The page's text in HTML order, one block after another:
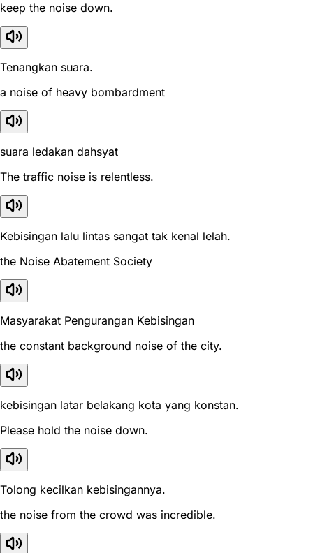
keep the noise down.
Tenangkan suara.
a noise of heavy bombardment
suara ledakan dahsyat
The traffic noise is relentless.
Kebisingan lalu lintas sangat tak kenal lelah.
the Noise Abatement Society
Masyarakat Pengurangan Kebisingan
the constant background noise of the city.
kebisingan latar belakang kota yang konstan.
Please hold the noise down.
Tolong kecilkan kebisingannya.
the noise from the crowd was incredible.